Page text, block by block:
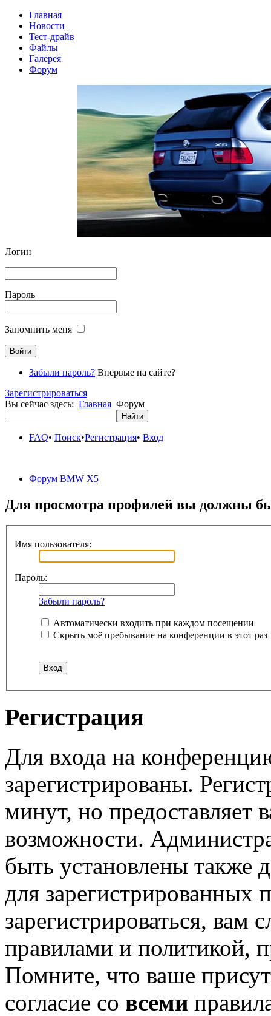
Главная
Новости
Тест-драйв
Файлы
Галерея
Форум
Логин
Пароль
Запомнить меня
Забыли пароль? Впервые на сайте?
Зарегистрироваться
Вы сейчас здесь: Главная Форум
FAQ• Поиск•Регистрация• Вход
Форум BMW X5
Для просмотра профилей вы должны
Имя пользователя:
Пароль:
Забыли пароль?
Автоматически входить при каждом посещении
Скрыть моё пребывание на конференции в этот раз
Регистрация
Для входа на
зарегистрированы.
минут, но предоставляет
возможности.
быть установлены также
для зарегистрированных
зарегистрироваться, вам
правилами и политикой,
Помните, что ваше
согласие со всеми